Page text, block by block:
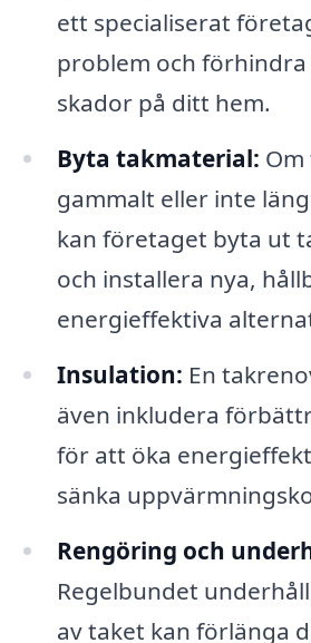
ett specialiserat
problem och
skador på ditt hem.
Byta takmaterial:
gammalt eller inte
kan företaget byta ut
och installera nya,
energieffektiva
Insulation: En
även inkludera
för att öka
sänka
Rengöring och
Regelbundet
av taket kan förlänga